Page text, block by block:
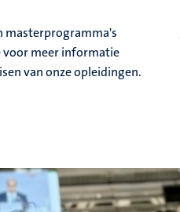
masterprogramma's
voor meer informatie
van onze opleidingen.